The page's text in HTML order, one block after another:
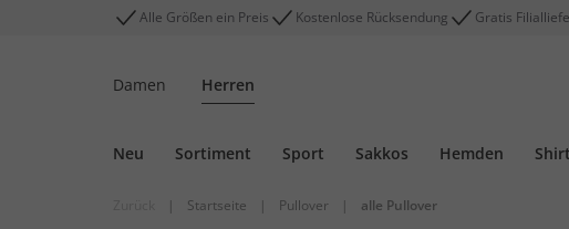
Alle Größen ein Preis Kostenlose Rücksendung Gratis
Damen Herren
Neu Sortiment Sport Sakkos Hemden
| Startseite | Pullover | alle Pullover